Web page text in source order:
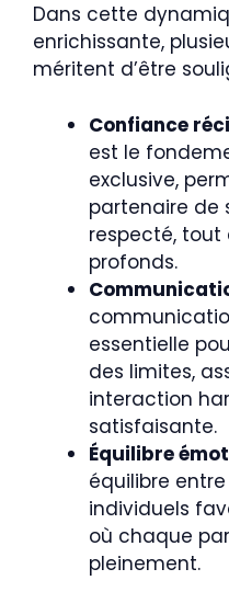
Dans cette
enrichissante,
méritent d’être
Confiance
est le
exclusive,
partenaire de
respecté, tout
profonds.
essentielle
des limites,
interaction
satisfaisante.
Équilibre
équilibre
individuels
où chaque
pleinement.